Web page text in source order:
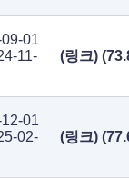
01
11-
(링크)
01
02-
(링크)